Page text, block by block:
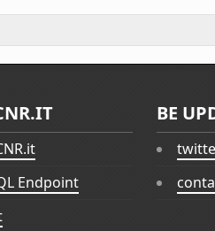
Endpoint
BE